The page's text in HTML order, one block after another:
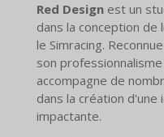
Red Designest un
dans la conception
le Simracing.
son
accompagne de
dans la création
impactante.